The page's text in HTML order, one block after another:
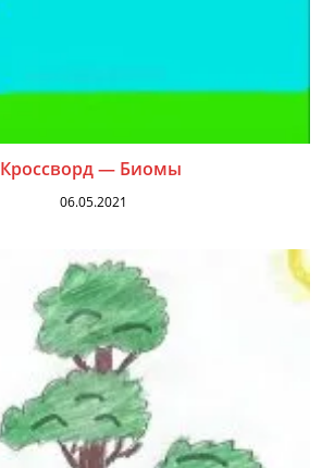
Кроссворд — Биомы
06.05.2021